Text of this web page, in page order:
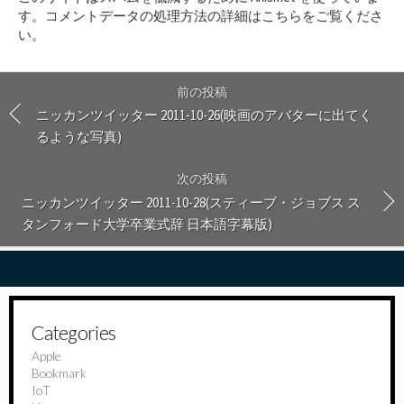
る
す。
コメントデータの処理方法の詳細はこちらをご覧くださ
い。
前の投稿
ニッカンツイッター 2011-10-26(映画のアバターに出てく
るような写真)
次の投稿
ニッカンツイッター 2011-10-28(スティーブ・ジョブス ス
タンフォード大学卒業式辞 日本語字幕版)
Categories
Apple
Bookmark
IoT